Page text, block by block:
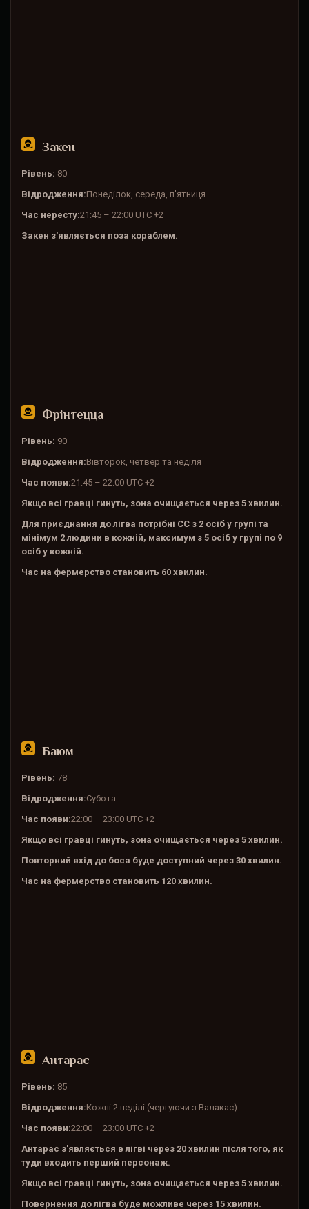
Закен
Рівень: 80
Відродження:Понеділок, середа, п'ятниця
Час нересту:21:45 – 22:00 UTC +2
Закен з'являється поза кораблем.
Фрінтецца
Рівень: 90
Відродження:Вівторок, четвер та неділя
Час появи:21:45 – 22:00 UTC +2
Якщо всі гравці гинуть, зона очищається через 5 хвилин.
Для приєднання до лігва потрібні CC з 2 осіб у групі та
мінімум 2 людини в кожній, максимум з 5 осіб у групі по 9
осіб у кожній.
Час на фермерство становить 60 хвилин.
Баюм
Рівень: 78
Відродження:Субота
Час появи:22:00 – 23:00 UTC +2
Якщо всі гравці гинуть, зона очищається через 5 хвилин.
Повторний вхід до боса буде доступний через 30 хвилин.
Час на фермерство становить 120 хвилин.
Антарас
Рівень: 85
Відродження:Кожні 2 неділі (чергуючи з Валакас)
Час появи:22:00 – 23:00 UTC +2
Антарас з'являється в лігві через 20 хвилин після того, як
туди входить перший персонаж.
Якщо всі гравці гинуть, зона очищається через 5 хвилин.
Повернення до лігва буде можливе через 15 хвилин.